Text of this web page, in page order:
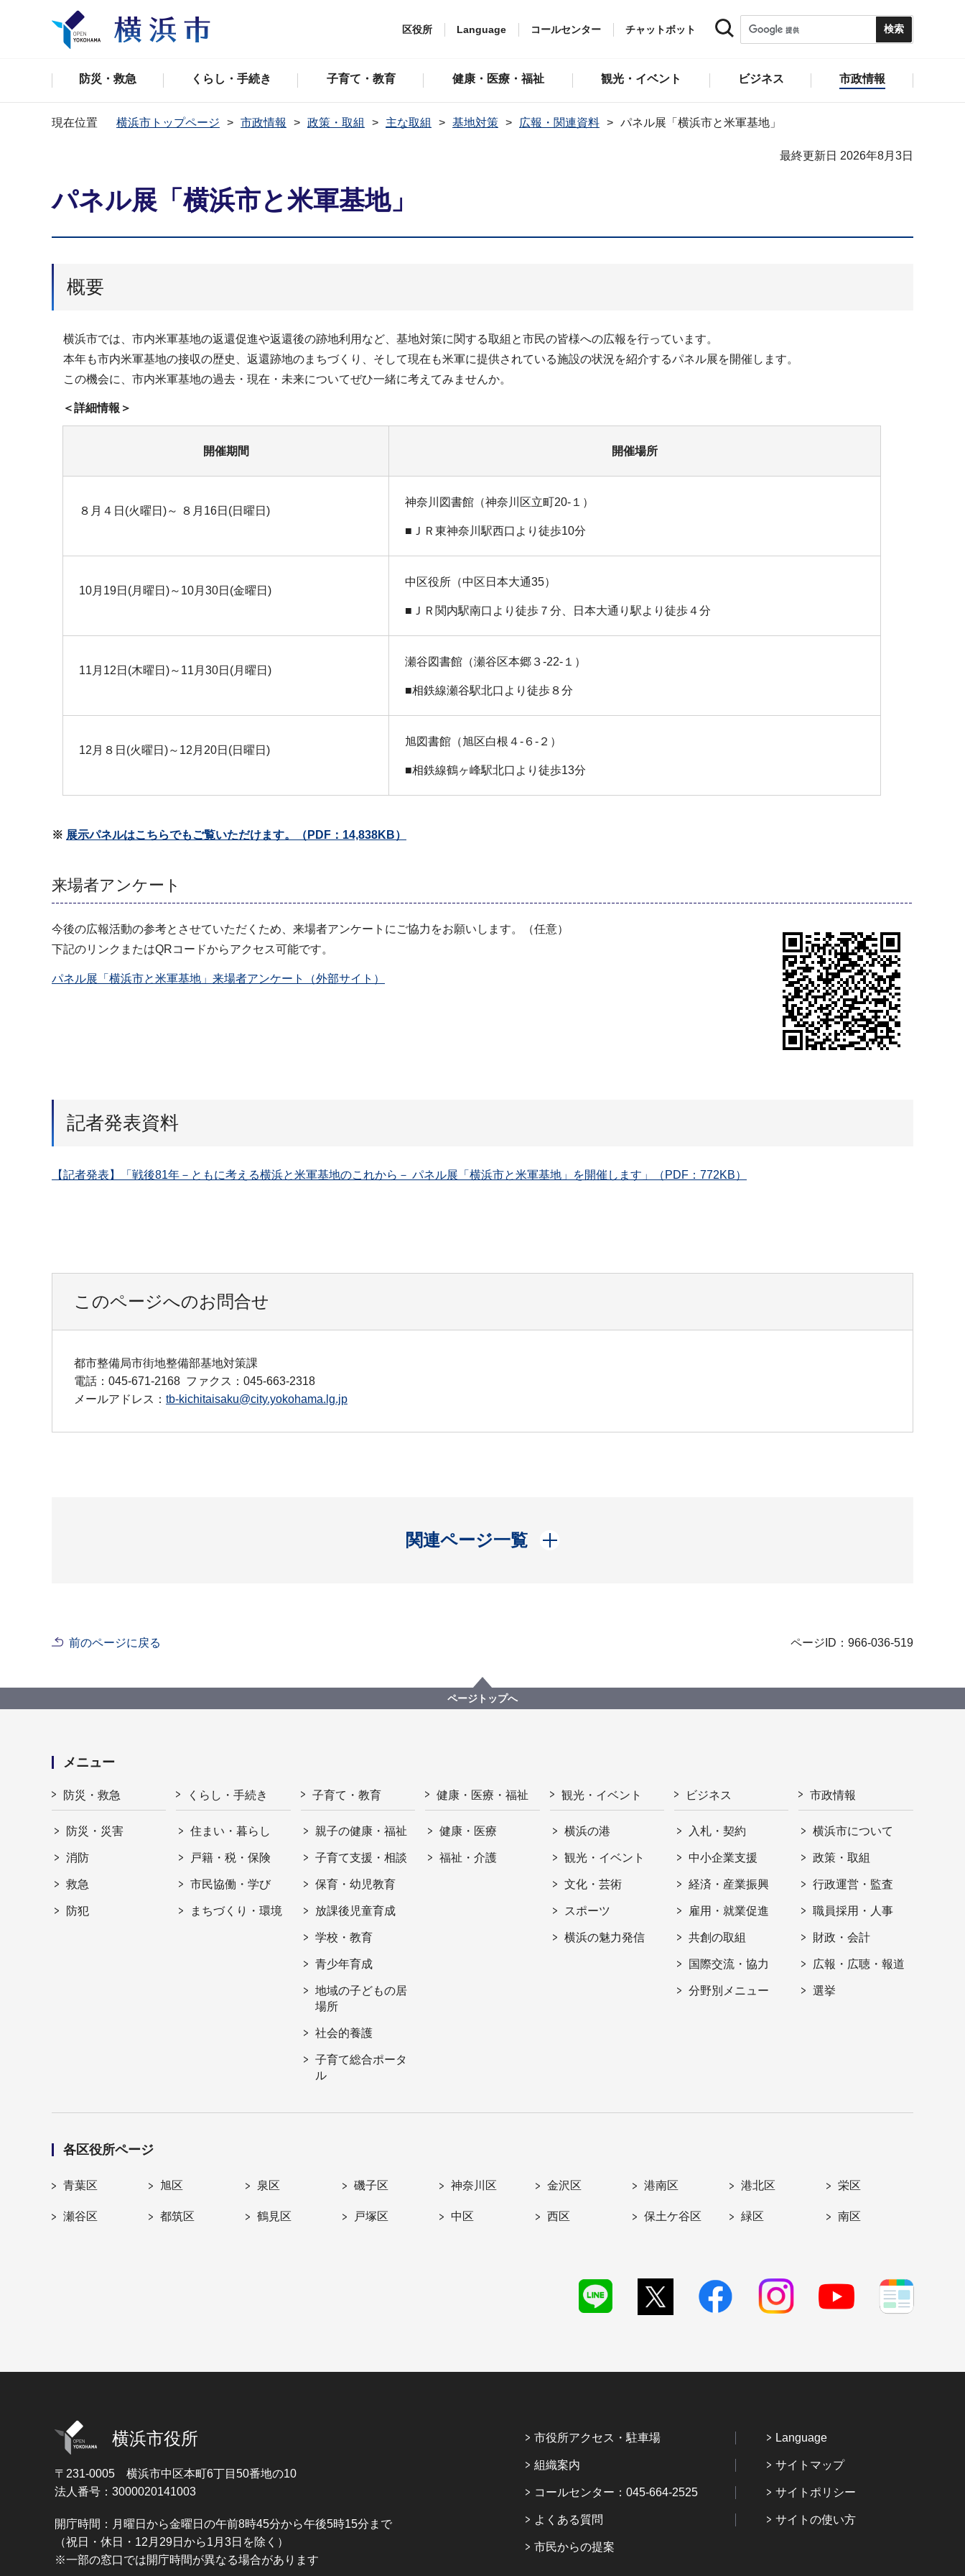
区役所 Language コールセンター チャットボット
防災・救急 くらし・手続き 子育て・教育 健康・医療・福祉 観光・イベント ビジネス 市政情報
現在位置 横浜市トップページ 市政情報 政策・取組 主な取組 基地対策 広報・関連資料 パネル展「横浜市と米軍基地」
最終更新日 2026年8月3日
パネル展「横浜市と米軍基地」
概要
横浜市では、市内米軍基地の返還促進や返還後の跡地利用など、基地対策に関する取組と市民の皆様への広報を行っています。
本年も市内米軍基地の接収の歴史、返還跡地のまちづくり、そして現在も米軍に提供されている施設の状況を紹介するパネル展を開催します。
この機会に、市内米軍基地の過去・現在・未来についてぜひ一緒に考えてみませんか。
＜詳細情報＞
開催期間 開催場所
８月４日(火曜日)～ ８月16日(日曜日)
神奈川図書館（神奈川区立町20-１）
■ＪＲ東神奈川駅西口より徒歩10分
10月19日(月曜日)～10月30日(金曜日)
中区役所（中区日本大通35）
■ＪＲ関内駅南口より徒歩７分、日本大通り駅より徒歩４分
11月12日(木曜日)～11月30日(月曜日)
瀬谷図書館（瀬谷区本郷３-22-１）
■相鉄線瀬谷駅北口より徒歩８分
12月８日(火曜日)～12月20日(日曜日)
旭図書館（旭区白根４-６-２）
■相鉄線鶴ヶ峰駅北口より徒歩13分
※ 展示パネルはこちらでもご覧いただけます。 （PDF：14,838KB）
来場者アンケート
今後の広報活動の参考とさせていただくため、来場者アンケートにご協力をお願いします。（任意）
下記のリンクまたはQRコードからアクセス可能です。
パネル展「横浜市と米軍基地」来場者アンケート（外部サイト）
記者発表資料
【記者発表】「戦後81年－ともに考える横浜と米軍基地のこれから－ パネル展「横浜市と米軍基地」を開催します」（PDF：772KB）
このページへのお問合せ
都市整備局市街地整備部基地対策課
電話：045-671-2168 ファクス：045-663-2318
メールアドレス： tb-kichitaisaku@city.yokohama.lg.jp
関連ページ一覧
開く
前のページに戻る ページID：966-036-519
ページトップへ
メニュー
防災・救急
防災・災害
消防
救急
防犯
くらし・手続き
住まい・暮らし
戸籍・税・保険
市民協働・学び
まちづくり・環境
子育て・教育
親子の健康・福祉
子育て支援・相談
保育・幼児教育
放課後児童育成
学校・教育
青少年育成
地域の子どもの居
場所
社会的養護
子育て総合ポータ
ル
健康・医療・福祉
健康・医療
福祉・介護
観光・イベント
横浜の港
観光・イベント
文化・芸術
スポーツ
横浜の魅力発信
ビジネス
入札・契約
中小企業支援
経済・産業振興
雇用・就業促進
共創の取組
国際交流・協力
分野別メニュー
市政情報
横浜市について
政策・取組
行政運営・監査
職員採用・人事
財政・会計
広報・広聴・報道
選挙
各区役所ページ
青葉区 旭区 泉区 磯子区 神奈川区 金沢区 港南区 港北区 栄区
瀬谷区 都筑区 鶴見区 戸塚区 中区 西区 保土ケ谷区 緑区 南区
横浜市役所
〒231-0005 横浜市中区本町6丁目50番地の10
法人番号：3000020141003
開庁時間：月曜日から金曜日の午前8時45分から午後5時15分まで
（祝日・休日・12月29日から1月3日を除く）
※一部の窓口では開庁時間が異なる場合があります
市役所アクセス・駐車場
組織案内
コールセンター：045-664-2525
よくある質問
市民からの提案
Language
サイトマップ
サイトポリシー
サイトの使い方